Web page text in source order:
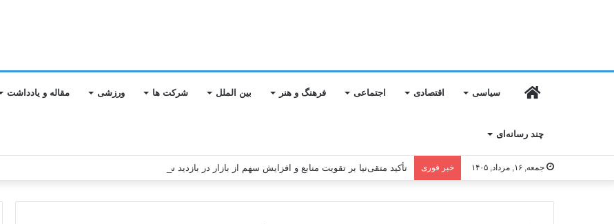
سیاسی اقتصادی اجتماعی فرهنگ و هنر بین الملل شرکت ها ورزشی مقاله و یادداشت
چند رسانه‌ای
جمعه, ۱۶, مرداد, ۱۴۰۵ خبر فوری تأکید متقی‌نیا بر تقویت منابع و افزایش سهم از بازار در بازدید سرزده از شعب استان تهران